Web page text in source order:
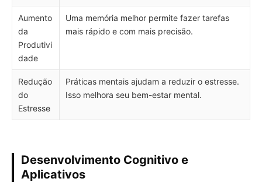
Aumento
da
Produtivi
dade
Uma memória melhor permite fazer tarefas
mais rápido e com mais precisão.
Redução
do
Estresse
Práticas mentais ajudam a reduzir o estresse.
Isso melhora seu bem-estar mental.
Desenvolvimento Cognitivo e
Aplicativos